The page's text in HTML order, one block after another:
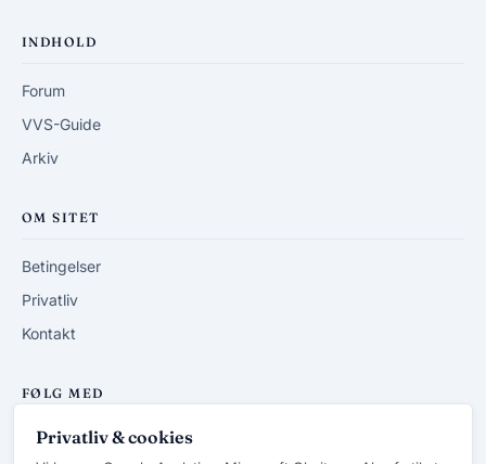
INDHOLD
Forum
VVS-Guide
Arkiv
OM SITET
Betingelser
Privatliv
Kontakt
FØLG MED
RSS-feed
Privatliv & cookies